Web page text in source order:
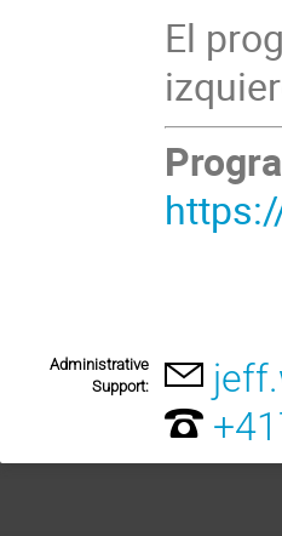
El
Administrative
Support: